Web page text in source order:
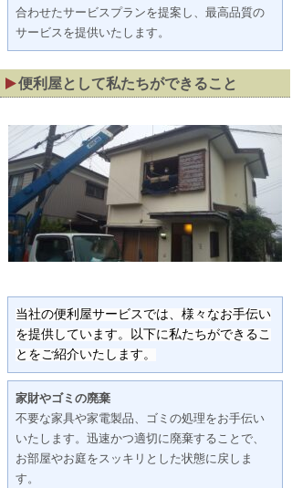
合わせたサービスプランを提案し、最高品質の
サービスを提供いたします。
便利屋として私たちができること
当社の便利屋サービスでは、様々なお手伝い
を提供しています。以下に私たちができるこ
とをご紹介いたします。
家財やゴミの廃棄
不要な家具や家電製品、ゴミの処理をお手伝い
いたします。迅速かつ適切に廃棄することで、
お部屋やお庭をスッキリとした状態に戻しま
す。